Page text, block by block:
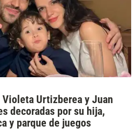
Urtizberea y Juan
decoradas por su hija,
y parque de juegos